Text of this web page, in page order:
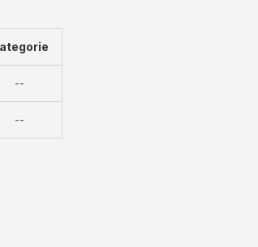
--
verfügbar
--
verfügbar